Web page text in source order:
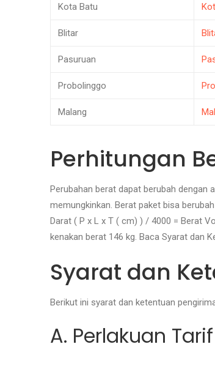
Kota Batu
Blitar
Pasuruan
Probolinggo
Malang
Perhitungan
Perubahan berat dapat berubah dengan
memungkinkan. Berat paket bisa
Darat ( P x L x T ( cm) ) / 4000 = Berat
kenakan berat 146 kg. Baca Syarat dan
Syarat dan
Berikut ini syarat dan ketentuan
A. Perlakuan